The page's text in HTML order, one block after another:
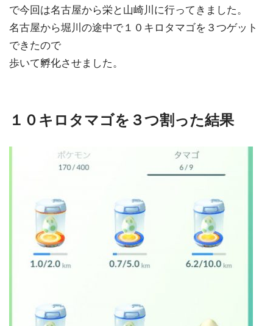
で今回は名古屋から栄と山崎川に行ってきました。
名古屋から堀川の途中で１０キロタマゴを３つゲット
できたので
歩いて孵化させました。
１０キロタマゴを３つ割った結果